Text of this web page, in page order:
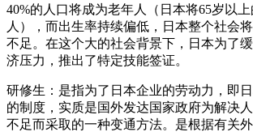
40%的人口将成为老年人（日本将65岁以
人），而出生率持续偏低，日本整个社会
不足。在这个大的社会背景下，日本为了
济压力，推出了特定技能签证。
研修生：是指为了日本企业的劳动力，即
的制度，实质是国外发达国家政府为解决
不足而采取的一种变通方法。是根据有关